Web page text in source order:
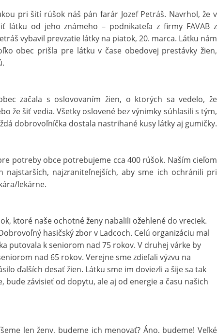
pri šití rúšok náš pán farár Jozef Petráš. Navrhol, že v
látku od jeho známeho – podnikateľa z firmy FAVAB z
vybavil prevzatie látky na piatok, 20. marca. Látku nám
obec prišla pre látku v čase obedovej prestávky žien,
začala s oslovovaním žien, o ktorých sa vedelo, že
že šiť vedia. Všetky oslovené bez výnimky súhlasili s tým,
dobrovoľníčka dostala nastrihané kusy látky aj gumičky.
potreby obce potrebujeme cca 400 rúšok. Naším cieľom
najstarších, najzraniteľnejších, aby sme ich ochránili pri
lekárne.
ktoré naše ochotné ženy nabalili ožehlené do vreciek.
hasičský zbor v Ladcoch. Celú organizáciu mal
putovala k seniorom nad 75 rokov. V druhej várke by
nad 65 rokov. Verejne sme zdieľali výzvu na
ďalších desať žien. Látku sme im doviezli a šije sa tak
bude závisieť od dopytu, ale aj od energie a času našich
len ženy, budeme ich menovať? Áno, budeme! Veľké